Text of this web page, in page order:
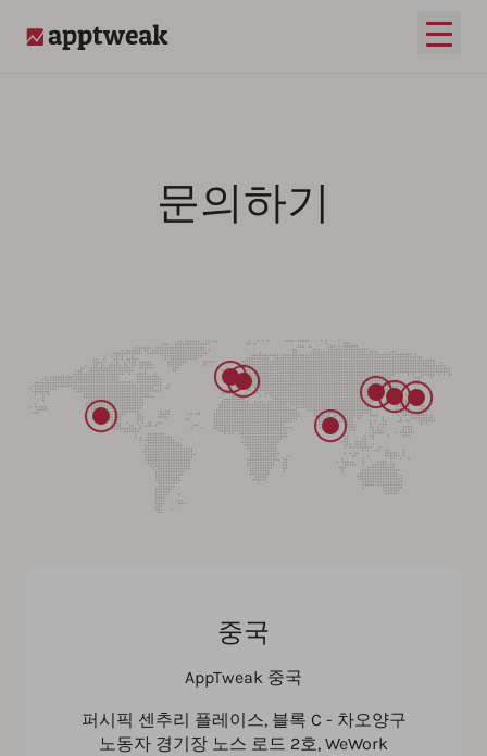
메인
문의하기
중국
AppTweak 중국
퍼시픽 센추리 플레이스, 블록 C - 차오양구
노동자 경기장 노스 로드 2호, WeWork